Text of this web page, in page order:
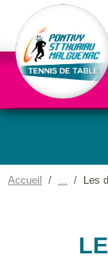
Accueil Les
Panneau de